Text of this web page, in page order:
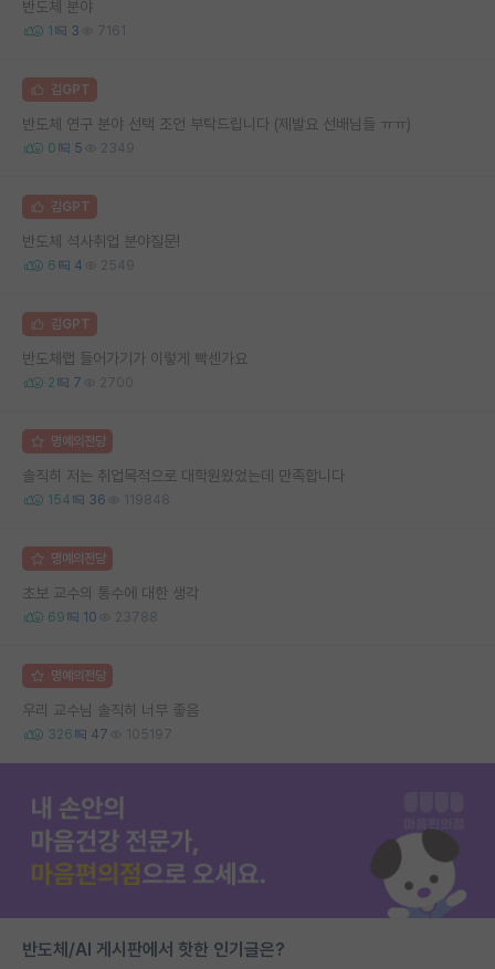
반도체 분야
1 3 7161
김GPT
반도체 연구 분야 선택 조언 부탁드립니다 (제발요 선배님들 ㅠㅠ)
0 5 2349
김GPT
반도체 석사취업 분야질문!
6 4 2549
김GPT
반도체랩 들어가기가 이렇게 빡센가요
2 7 2700
명예의전당
솔직히 저는 취업목적으로 대학원왔었는데 만족합니다
154 36 119848
명예의전당
초보 교수의 통수에 대한 생각
69 10 23788
명예의전당
우리 교수님 솔직히 너무 좋음
326 47 105197
반도체/AI 게시판에서 핫한 인기글은?